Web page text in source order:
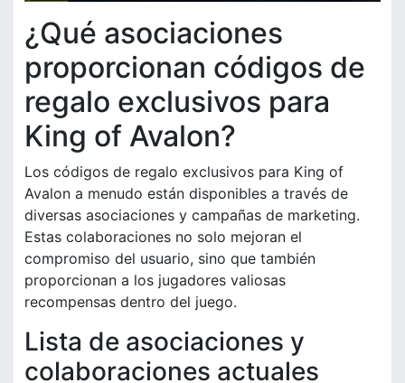
¿Qué asociaciones
proporcionan códigos de
regalo exclusivos para
King of Avalon?
Los códigos de regalo exclusivos para King of
Avalon a menudo están disponibles a través de
diversas asociaciones y campañas de marketing.
Estas colaboraciones no solo mejoran el
compromiso del usuario, sino que también
proporcionan a los jugadores valiosas
recompensas dentro del juego.
Lista de asociaciones y
colaboraciones actuales